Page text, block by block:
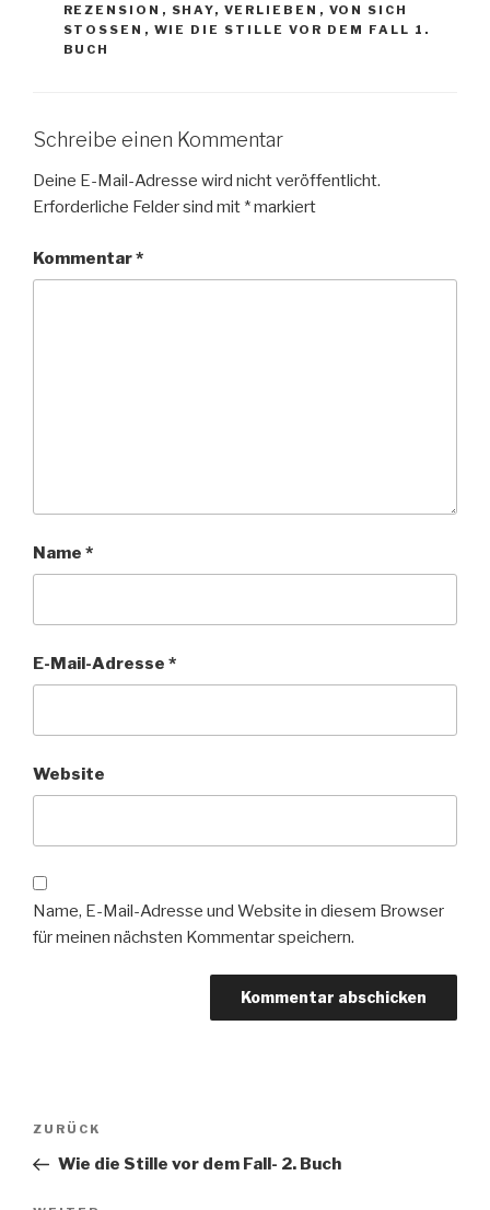
REZENSION , SHAY, VERLIEBEN , VON SICH
STOSSEN
, WIE DIE STILLE VOR DEM FALL 1.
BUCH
Schreibe einen Kommentar
Deine E-Mail-Adresse wird nicht veröffentlicht.
Erforderliche Felder sind mit *markiert
Kommentar*
Name *
E-Mail-Adresse *
Website
Name, E-Mail-Adresse und Website in diesem Browser
für meinen nächsten Kommentar speichern.
Beitragsnavigation
Vorheriger
Beitrag
ZURÜCK
Wie die Stille vor dem Fall- 2. Buch